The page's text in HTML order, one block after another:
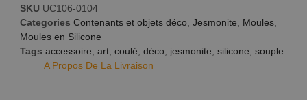
SKU UC106-0104
Categories Contenants et objets déco Jesmonite Moules
Moules en Silicone
Tags accessoire art coulé déco jesmonite silicone souple
A Propos De La Livraison